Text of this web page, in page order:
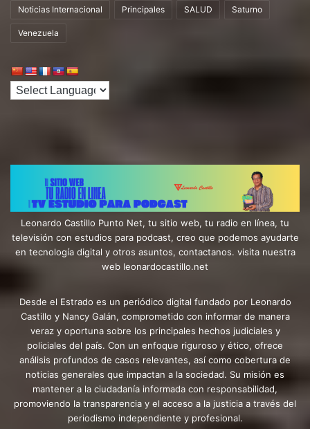
Noticias Internacional Principales SALUD Saturno
Venezuela
Leonardo Castillo Punto Net, tu sitio web, tu radio en línea, tu
televisión con estudios para podcast, creo que podemos ayudarte
en tecnología digital y otros asuntos, contactanos. visita nuestra
web leonardocastillo.net
Desde el Estrado es un periódico digital fundado por Leonardo
Castillo y Nancy Galán, comprometido con informar de manera
veraz y oportuna sobre los principales hechos judiciales y
policiales del país. Con un enfoque riguroso y ético, ofrece
análisis profundos de casos relevantes, así como cobertura de
noticias generales que impactan a la sociedad. Su misión es
mantener a la ciudadanía informada con responsabilidad,
promoviendo la transparencia y el acceso a la justicia a través del
periodismo independiente y profesional.